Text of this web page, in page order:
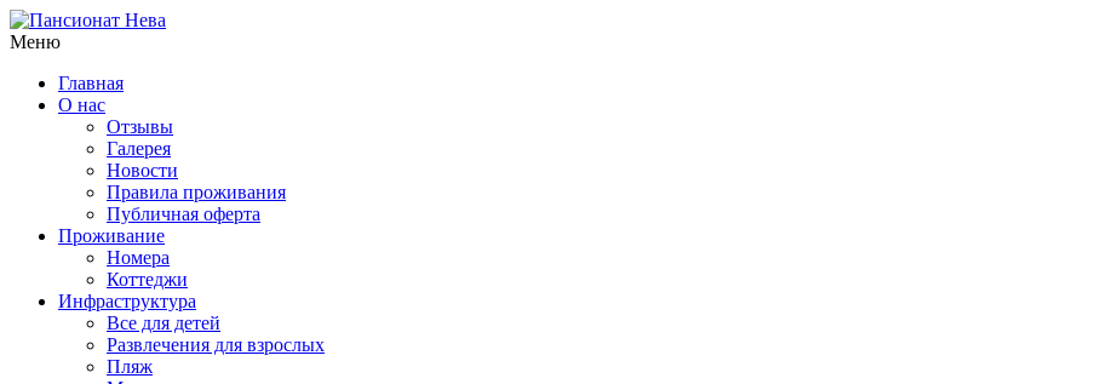
Меню
Главная
О нас
Отзывы
Галерея
Новости
Правила проживания
Публичная оферта
Проживание
Номера
Коттеджи
Инфраструктура
Все для детей
Развлечения для взрослых
Пляж